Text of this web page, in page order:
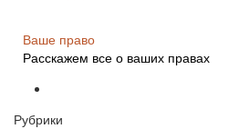
Ваше право
Расскажем все о ваших правах
Рубрики